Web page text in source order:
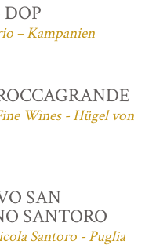
– Kampanien
Wines - Hügel von
SAN
SANTORO
Santoro - Puglia